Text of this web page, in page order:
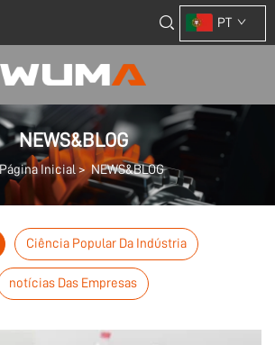
PT
NEWS&BLOG
Página Inicial>NEWS&BLOG
Ciência Popular Da Indústria
notícias Das Empresas